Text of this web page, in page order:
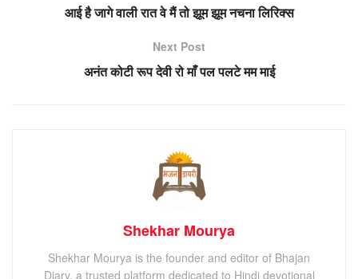
आई है जागे वाली रात वे मैं तो झूम झूम नचना लिरिक्स
Next Post
अनंत कोटी रूप देवी रो माँ पल पलटे मम माई
Shekhar Mourya
Shekhar Mourya is the founder and editor of Bhajan
Diary, a trusted platform dedicated to Hindi devotional